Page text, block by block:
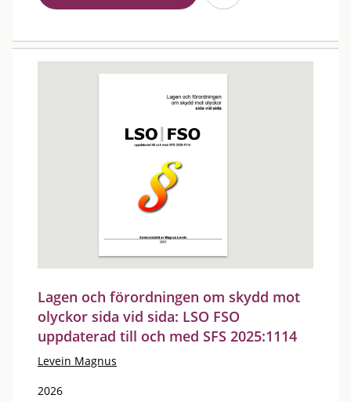
Lagen och förordningen om skydd mot
olyckor sida vid sida: LSO FSO
uppdaterad till och med SFS 2025:1114
Levein Magnus
2026